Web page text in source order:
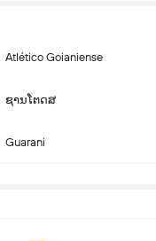
Atlético Goianiense
ຊານໂຕດສ
Guarani